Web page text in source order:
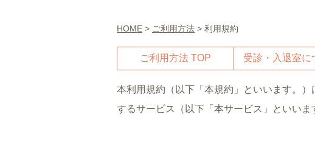
HOME > ご利用方法 > 利用規約
ご利用方法 TOP 受診・入退室に
本利用規約（以下「本規約」といいます。
するサービス（以下「本サービス」といい